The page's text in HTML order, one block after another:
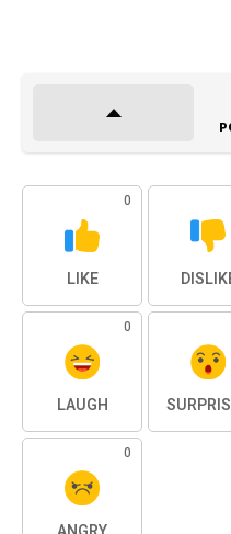
0
LIKE
0
LAUGH
0